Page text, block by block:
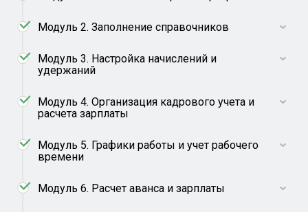
Модуль 2. Заполнение справочников
Модуль 3. Настройка начислений и
удержаний
Модуль 4. Организация кадрового учета и
расчета зарплаты
Модуль 5. Графики работы и учет рабочего
времени
Модуль 6. Расчет аванса и зарплаты